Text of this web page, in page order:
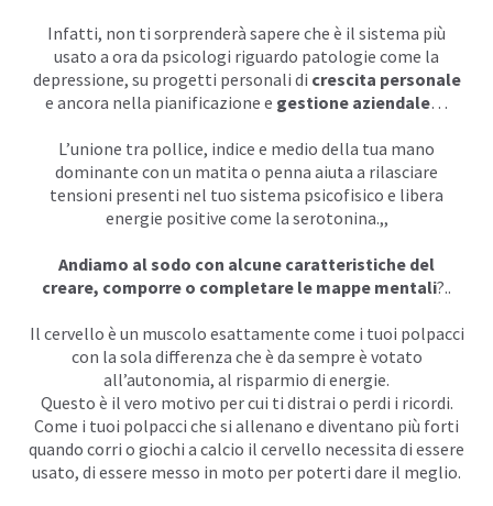
Infatti, non ti sorprenderà sapere che è il sistema più
usato a ora da psicologi riguardo patologie come la
depressione, su progetti personali di crescita personale
e ancora nella pianificazione e gestione aziendale…
L’unione tra pollice, indice e medio della tua mano
dominante con un matita o penna aiuta a rilasciare
tensioni presenti nel tuo sistema psicofisico e libera
energie positive come la serotonina.,,
Andiamo al sodo con alcune caratteristiche del
creare, comporre o completare le mappe mentali?..
Il cervello è un muscolo esattamente come i tuoi polpacci
con la sola differenza che è da sempre è votato
all’autonomia, al risparmio di energie.
Questo è il vero motivo per cui ti distrai o perdi i ricordi.
Come i tuoi polpacci che si allenano e diventano più forti
quando corri o giochi a calcio il cervello necessita di essere
usato, di essere messo in moto per poterti dare il meglio.